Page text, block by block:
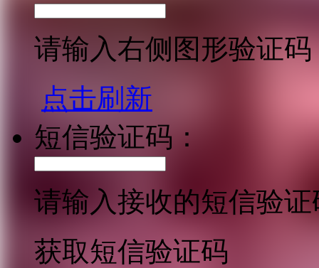
请输入右侧图形验证码
点击刷新
短信验证码：
请输入接收的短信验证
获取短信验证码